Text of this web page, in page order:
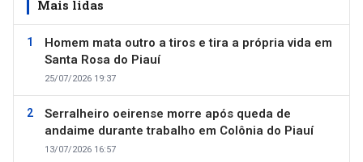
Mais lidas
Homem mata outro a tiros e tira a própria vida em
Santa Rosa do Piauí
25/07/2026 19:37
Serralheiro oeirense morre após queda de
andaime durante trabalho em Colônia do Piauí
13/07/2026 16:57